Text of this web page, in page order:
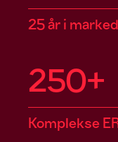
25 år i
250+
Komplekse